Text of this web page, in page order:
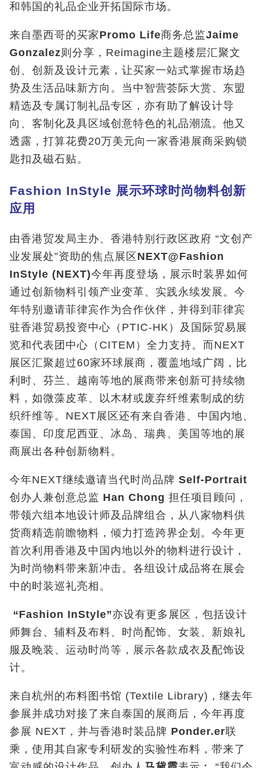
和韩国的礼品企业开拓国际市场。
来自墨西哥的买家Promo Life商务总监Jaime
Gonzalez则分享，Reimagine主题楼层汇聚文
创、创新及设计元素，让买家一站式掌握市场趋
势及生活品味新方向。当中智营荟际大赏、东盟
精选及专属订制礼品专区，亦有助了解设计导
向、客制化及具区域创意特色的礼品潮流。他又
透露，打算花费20万美元向一家香港展商采购锁
匙扣及磁石贴。
Fashion InStyle 展示环球时尚物料创新
应用
由香港贸发局主办、香港特别行政区政府 “文创产
业发展处”资助的焦点展区 NEXT@Fashion
InStyle (NEXT)今年再度登场，展示时装界如何
通过创新物料引领产业变革、实践永续发展。今
年特别邀请菲律宾作为合作伙伴，并得到菲律宾
驻香港贸易投资中心（PTIC-HK）及国际贸易展
览和代表团中心（CITEM）全力支持。而NEXT
展区汇聚超过60家环球展商，覆盖地域广阔，比
利时、芬兰、越南等地的展商带来创新可持续物
料，如微藻皮革、以木材或废弃纤维素制成的纺
织纤维等。NEXT展区还有来自香港、中国内地、
泰国、印度尼西亚、冰岛、瑞典、美国等地的展
商展出各种创新物料。
今年NEXT继续邀请当代时尚品牌 Self-Portrait
创办人兼创意总监 Han Chong 担任项目顾问，
带领六组本地设计师及品牌组合，从八家物料供
货商精选前瞻物料，倾力打造跨界企划。今年更
首次利用香港及中国内地以外的物料进行设计，
为时尚物料带来新冲击。各组设计成品将在展会
中的时装巡礼亮相。
“Fashion InStyle”亦设有更多展区，包括设计
师舞台、辅料及布料、时尚配饰、女装、新娘礼
服及晚装、运动时尚等，展示各款成衣及配饰设
计。
来自杭州的布料图书馆 (Textile Library)，继去年
参展并成功对接了来自泰国的展商后，今年再度
参展 NEXT，并与香港时装品牌 Ponder.er联
乘，使用其自家专利研发的实验性布料，带来了